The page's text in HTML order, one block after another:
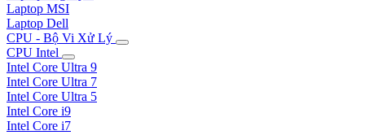
Laptop MSI
Laptop Dell
CPU - Bộ Vi Xử Lý
CPU Intel
Intel Core Ultra 9
Intel Core Ultra 7
Intel Core Ultra 5
Intel Core i9
Intel Core i7